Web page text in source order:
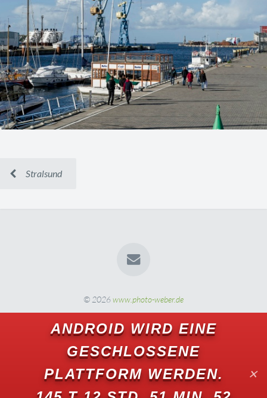
Stralsund
© 2026www.photo-weber.de
ANDROID WIRD EINE
GESCHLOSSENE
PLATTFORM WERDEN.
✕